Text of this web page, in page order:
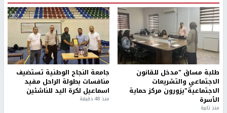
طلبة مساق "مدخل للقانون
الاجتماعي والتشريعات
الاجتماعية"يزورون مركز حماية
الأسرة
منذ ثانية
جامعة النجاح الوطنية تستضيف
منافسات بطولة الراحل مفيد
اسماعيل لكرة اليد للناشئين
منذ 48 دقيقة